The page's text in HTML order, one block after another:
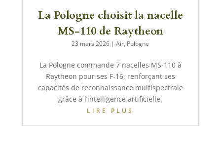
La Pologne choisit la nacelle
MS-110 de Raytheon
23 mars 2026 |Air, Pologne
La Pologne commande 7 nacelles MS-110 à
Raytheon pour ses F-16, renforçant ses
capacités de reconnaissance multispectrale
grâce à l’intelligence artificielle.
LIRE PLUS